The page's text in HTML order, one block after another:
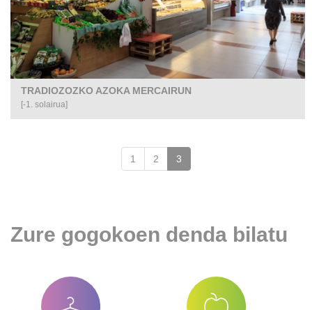
TRADIOZOZKO AZOKA MERCAIRUN
[-1. solairua]
1 2 3
egungo
Zure gogokoen denda bilatu